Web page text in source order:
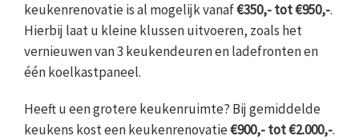
keukenrenovatie is al mogelijk vanaf€350,- tot €950,-.
Hierbij laat u kleine klussen uitvoeren, zoals het
vernieuwen van 3 keukendeuren en ladefronten en
één koelkastpaneel.
Heeft u een grotere keukenruimte? Bij gemiddelde
keukens kost een keukenrenovatie€900,- tot €2.000,-.